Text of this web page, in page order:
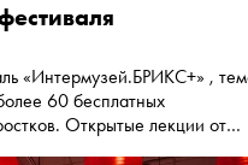
60 бесплатных
Открытые лекции от